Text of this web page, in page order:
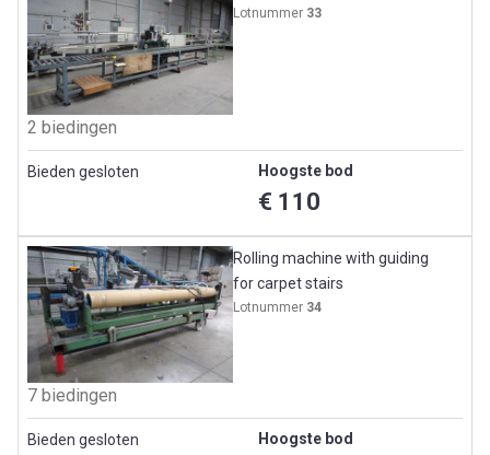
Lotnummer 33
2 biedingen
Bieden gesloten Hoogste bod
€ 110
Rolling machine with guiding
for carpet stairs
Lotnummer 34
7 biedingen
Bieden gesloten Hoogste bod